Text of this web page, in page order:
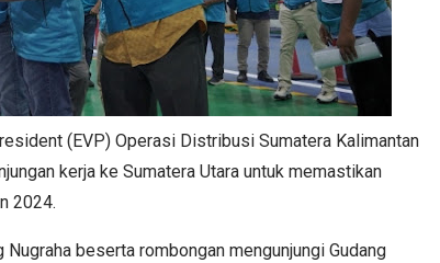
(EVP) Operasi Distribusi Sumatera Kalimantan
kerja ke Sumatera Utara untuk memastikan
2024.
beserta rombongan mengunjungi Gudang